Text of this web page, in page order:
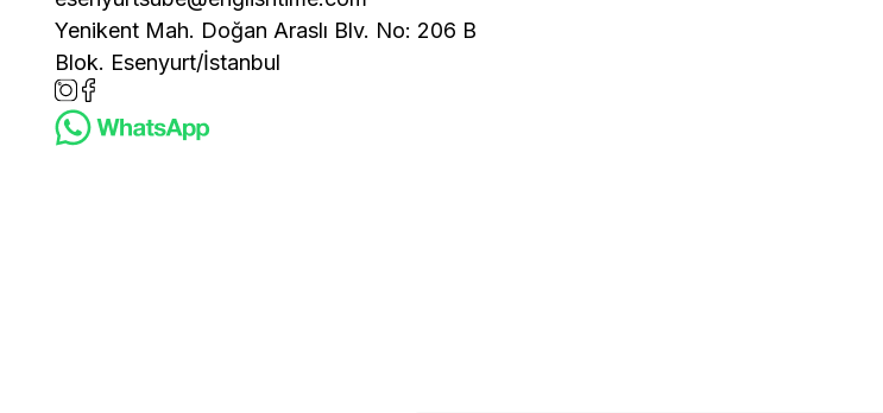
Yenikent Mah. Doğan Araslı Blv. No: 206 B
Blok. Esenyurt/İstanbul